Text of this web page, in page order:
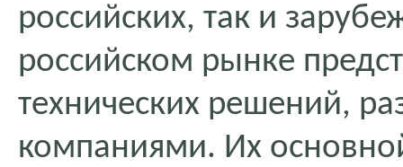
российских, так и
российском рынке
технических решений,
компаниями. Их